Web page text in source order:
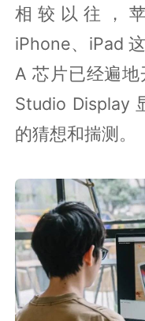
相较以往，
iPhone、iPad
A 芯片已经遍
Studio Display
的猜想和揣测。